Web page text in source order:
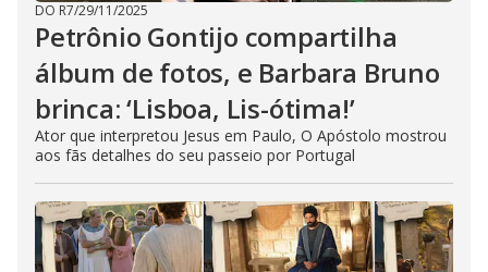
DO R7/29/11/2025
Petrônio Gontijo compartilha
álbum de fotos, e Barbara Bruno
brinca: ‘Lisboa, Lis-ótima!’
Ator que interpretou Jesus em Paulo, O Apóstolo mostrou
aos fãs detalhes do seu passeio por Portugal